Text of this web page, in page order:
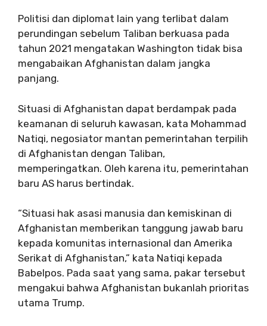
Politisi dan diplomat lain yang terlibat dalam
perundingan sebelum Taliban berkuasa pada
tahun 2021 mengatakan Washington tidak bisa
mengabaikan Afghanistan dalam jangka
panjang.
Situasi di Afghanistan dapat berdampak pada
keamanan di seluruh kawasan, kata Mohammad
Natiqi, negosiator mantan pemerintahan terpilih
di Afghanistan dengan Taliban,
memperingatkan. Oleh karena itu, pemerintahan
baru AS harus bertindak.
“Situasi hak asasi manusia dan kemiskinan di
Afghanistan memberikan tanggung jawab baru
kepada komunitas internasional dan Amerika
Serikat di Afghanistan,” kata Natiqi kepada
Babelpos. Pada saat yang sama, pakar tersebut
mengakui bahwa Afghanistan bukanlah prioritas
utama Trump.